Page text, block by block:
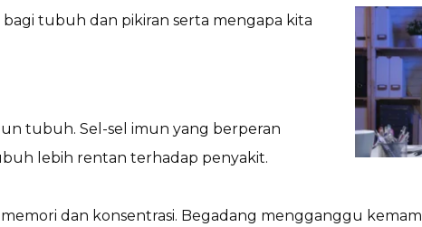
bagi tubuh dan pikiran serta mengapa kita
tubuh. Sel-sel imun yang berperan
lebih rentan terhadap penyakit.
dan konsentrasi. Begadang mengganggu